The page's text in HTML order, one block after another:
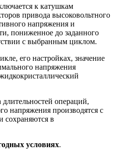
к катушкам
привода высоковольтного
напряжения и
пониженное до заданного
с выбранным циклом.
его настройках, значение
напряжения
операций,
напряжения производятся с
в
условиях.